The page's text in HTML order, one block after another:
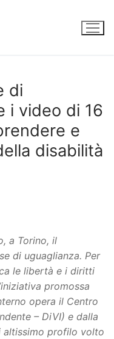
di
i video di 16
e
disabilità
a Torino, il
di uguaglianza. Per
le libertà e i diritti
promossa
opera il Centro
– DiVI) e dalla
altissimo profilo volto